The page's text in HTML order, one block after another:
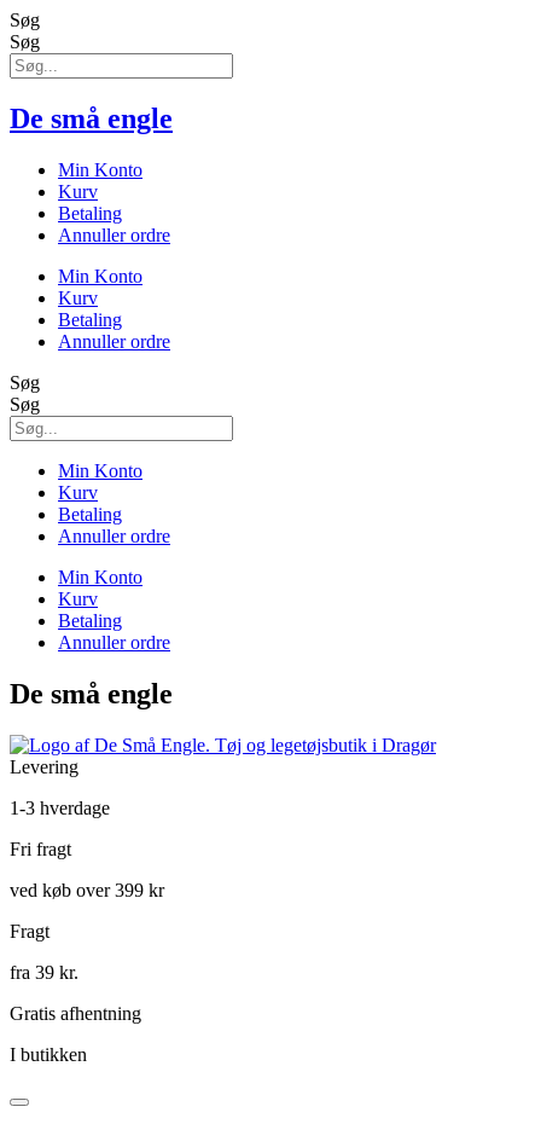
Søg
Søg
De små engle
Min Konto
Kurv
Betaling
Annuller ordre
Min Konto
Kurv
Betaling
Annuller ordre
Søg
Søg
Min Konto
Kurv
Betaling
Annuller ordre
Min Konto
Kurv
Betaling
Annuller ordre
De små engle
Levering
1-3 hverdage
Fri fragt
ved køb over 399 kr
Fragt
fra 39 kr.
Gratis afhentning
I butikken